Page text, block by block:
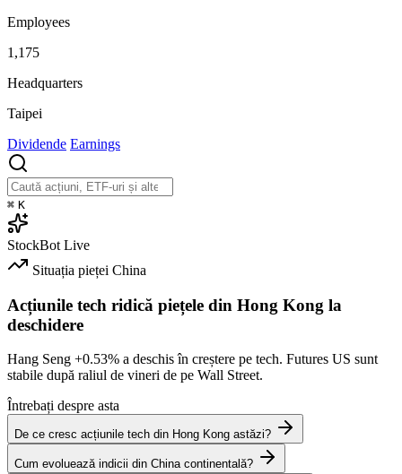
Employees
1,175
Headquarters
Taipei
Dividende Earnings
⌘ K
StockBot Live
Situația pieței China
Acțiunile tech ridică piețele din Hong Kong la
deschidere
Hang Seng +0.53% a deschis în creștere pe tech. Futures US sunt
stabile după raliul de vineri de pe Wall Street.
Întrebați despre asta
De ce cresc acțiunile tech din Hong Kong astăzi?
Cum evoluează indicii din China continentală?